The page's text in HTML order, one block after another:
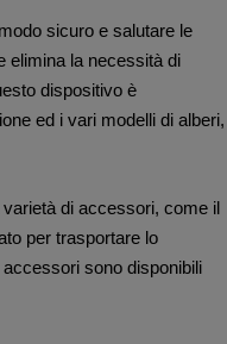
sicuro e salutare le
elimina la necessità di
dispositivo è
ed i vari modelli di alberi,
di accessori, come il
per trasportare lo
sono disponibili